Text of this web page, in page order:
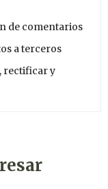
de comentarios
a terceros
rectificar y